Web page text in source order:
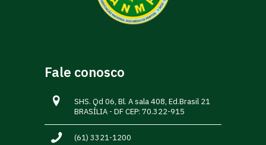
Fale conosco
SHS. Qd 06, Bl. A sala 408, Ed.Brasil 21
BRASÍLIA - DF CEP: 70.322-915
(61) 3321-1200